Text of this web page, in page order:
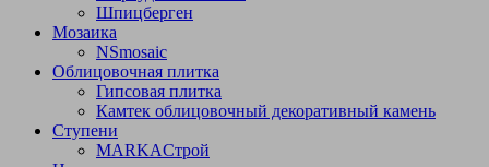
Шпицберген
Мозаика
NSmosaic
Облицовочная плитка
Гипсовая плитка
Камтек облицовочный декоративный камень
Ступени
МARKAСтрой